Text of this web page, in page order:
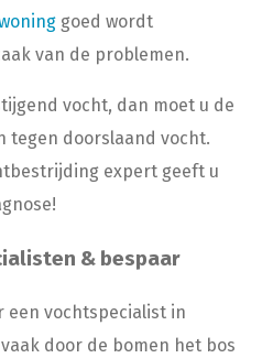
goed wordt
van de problemen.
vocht, dan moet u de
tegen doorslaand vocht.
expert geeft u
& bespaar
een vochtspecialist in
door de bomen het bos